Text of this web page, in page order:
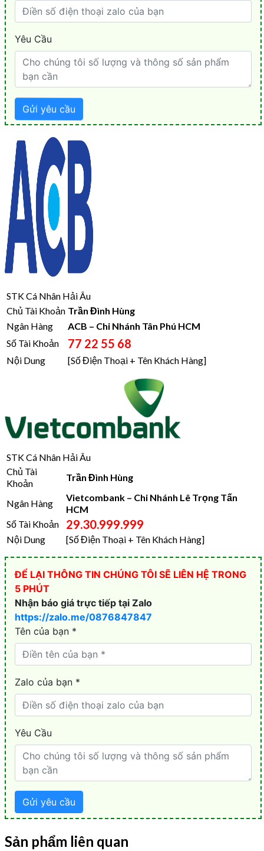
STK Cá Nhân Hải Âu
Chủ Tài Khoản Trần Đình Hùng
Ngân Hàng
ACB – Chi Nhánh Tân Phú HCM
Số Tài Khoản
77 22 55 68
Nội Dung [Số Điện Thoại + Tên Khách Hàng]
STK Cá Nhân Hải Âu
Chủ Tài
Khoản
Trần Đình Hùng
Ngân Hàng
Vietcombank – Chi Nhánh Lê Trọng Tấn
HCM
Số Tài Khoản
29.30.999.999
Nội Dung [Số Điện Thoại + Tên Khách Hàng]
Sản phẩm liên quan